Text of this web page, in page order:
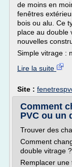
de moins en
fenêtres
bois ou alu. Ce
place au double
nouvelles
Simple vitrage :
Lire la suite
Site :
Comment
PVC ou un
Trouver des
Comment
double vitrage ?
Remplacer